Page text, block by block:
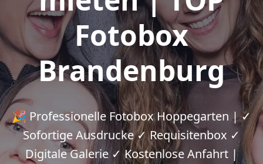
Fotobox
Brandenburg
🎉 Professionelle Fotobox Hoppegarten | ✓
Sofortige Ausdrucke ✓ Requisitenbox ✓
Digitale Galerie ✓ Kostenlose Anfahrt |